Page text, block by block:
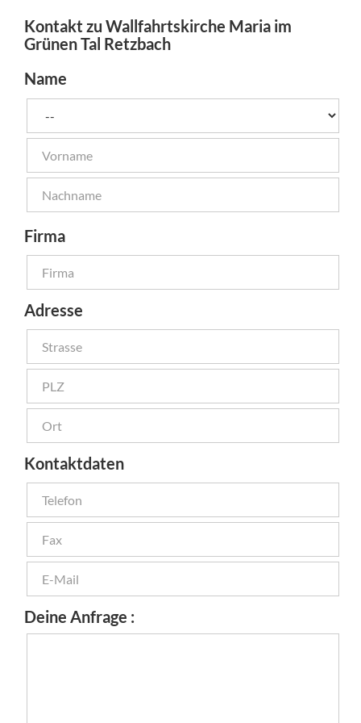
Kontakt zu Wallfahrtskirche Maria im
Grünen Tal Retzbach
Name
Firma
Adresse
Kontaktdaten
Deine Anfrage :